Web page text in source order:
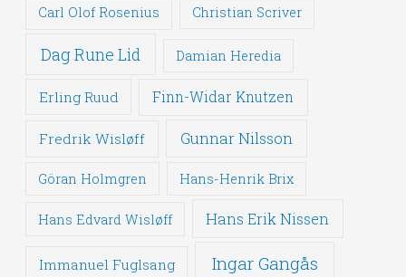
Carl Olof Rosenius Christian Scriver
Dag Rune Lid Damian Heredia
Erling Ruud Finn-Widar Knutzen
Fredrik Wisløff Gunnar Nilsson
Göran Holmgren Hans-Henrik Brix
Hans Edvard Wisløff Hans Erik Nissen
Immanuel Fuglsang Ingar Gangås